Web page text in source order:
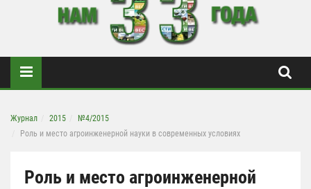
Журнал 2015
№4/2015
Роль и место агроинженерной науки в современных условиях
Роль и место агроинженерной